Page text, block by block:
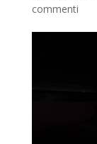
commenti